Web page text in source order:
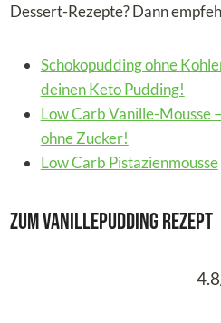
Dessert-Rezepte? Dann
Schokopudding ohne
deinen Keto Pudding!
Low Carb Vanille-Mousse
ohne Zucker!
Low Carb Pistazienmousse
Zum Vanillepudding Rezept